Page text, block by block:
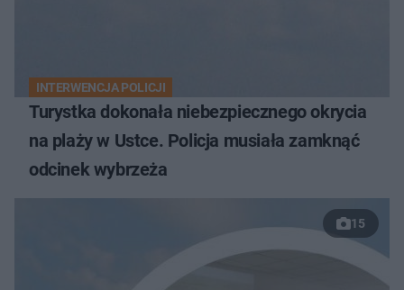
INTERWENCJA POLICJI
Turystka dokonała niebezpiecznego okrycia
na plaży w Ustce. Policja musiała zamknąć
odcinek wybrzeża
15